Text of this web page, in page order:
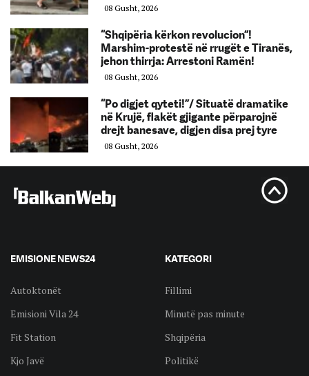
08 Gusht, 2026
“Shqipëria kërkon revolucion”!
Marshim-protestë në rrugët e Tiranës,
jehon thirrja: Arrestoni Ramën!
08 Gusht, 2026
“Po digjet qyteti!”/ Situatë dramatike
në Krujë, flakët gjigante përparojnë
drejt banesave, digjen disa prej tyre
08 Gusht, 2026
EMISIONE NEWS24
Autoktonët
Emisioni Vila 24
Fit Station
Kjo Javë
KATEGORI
Fillimi
Minutë pas minute
Shqipëria
Politikë